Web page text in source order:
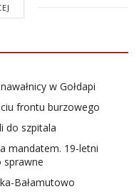
w Gołdapi
frontu burzowego
do szpitala
mandatem. 19-letni
sprawne
Bałamutowo